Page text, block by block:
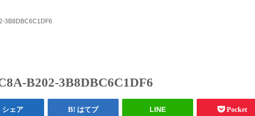
3B8DBC6C1DF6
B202-3B8DBC6C1DF6
シェア はてブ LINE Pocket